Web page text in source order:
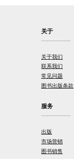
关于
关于我们
联系我们
常见问题
图书出版条款
服务
出版
市场营销
图书销售